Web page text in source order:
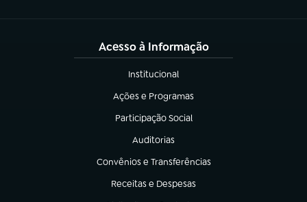
Acesso à Informação
Institucional
(abre em nova aba)
Ações e Programas
(abre em nova aba)
Participação Social
(abre em nova aba)
Auditorias
(abre em nova aba)
Convênios e Transferências
(abre em nova aba)
Receitas e Despesas
(abre em nova aba)